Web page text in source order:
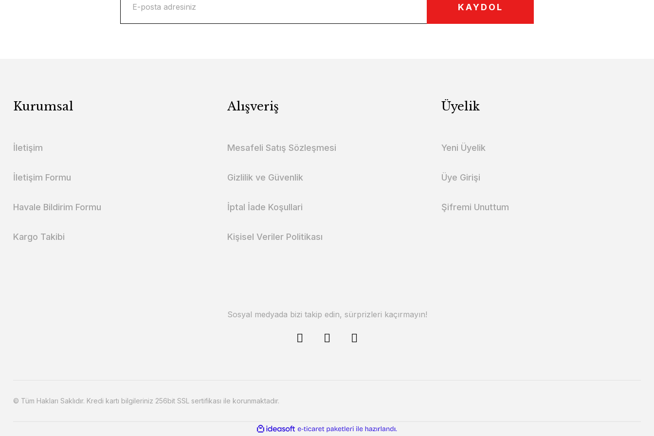
KAYDOL
Kurumsal
İletişim
İletişim Formu
Havale Bildirim Formu
Kargo Takibi
Alışveriş
Mesafeli Satış Sözleşmesi
Gizlilik ve Güvenlik
İptal İade Koşullari
Kişisel Veriler Politikası
Üyelik
Yeni Üyelik
Üye Girişi
Şifremi Unuttum
Sosyal medyada bizi takip edin, sürprizleri kaçırmayın!
© Tüm Hakları Saklıdır. Kredi kartı bilgileriniz 256bit SSL sertifikası ile korunmaktadır.
ideasoft
e-